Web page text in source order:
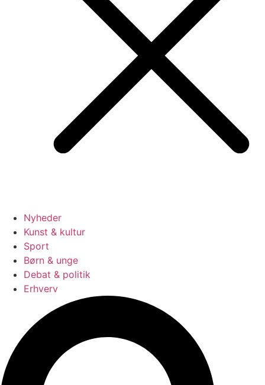
Nyheder
Kunst & kultur
Sport
Børn & unge
Debat & politik
Erhverv